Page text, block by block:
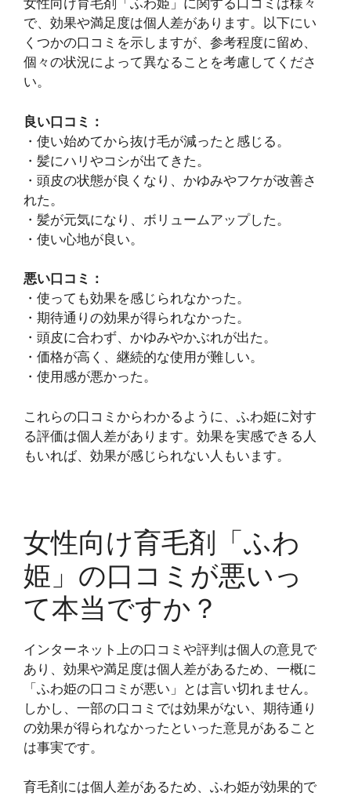
女性向け育毛剤「ふわ姫」に関する口コミは様々
で、効果や満足度は個人差があります。以下にい
くつかの口コミを示しますが、参考程度に留め、
個々の状況によって異なることを考慮してくださ
い。
良い口コミ：
・使い始めてから抜け毛が減ったと感じる。
・髪にハリやコシが出てきた。
・頭皮の状態が良くなり、かゆみやフケが改善さ
れた。
・髪が元気になり、ボリュームアップした。
・使い心地が良い。
悪い口コミ：
・使っても効果を感じられなかった。
・期待通りの効果が得られなかった。
・頭皮に合わず、かゆみやかぶれが出た。
・価格が高く、継続的な使用が難しい。
・使用感が悪かった。
これらの口コミからわかるように、ふわ姫に対す
る評価は個人差があります。効果を実感できる人
もいれば、効果が感じられない人もいます。
女性向け育毛剤「ふわ
姫」の口コミが悪いっ
て本当ですか？
インターネット上の口コミや評判は個人の意見で
あり、効果や満足度は個人差があるため、一概に
「ふわ姫の口コミが悪い」とは言い切れません。
しかし、一部の口コミでは効果がない、期待通り
の効果が得られなかったといった意見があること
は事実です。
育毛剤には個人差があるため、ふわ姫が効果的で